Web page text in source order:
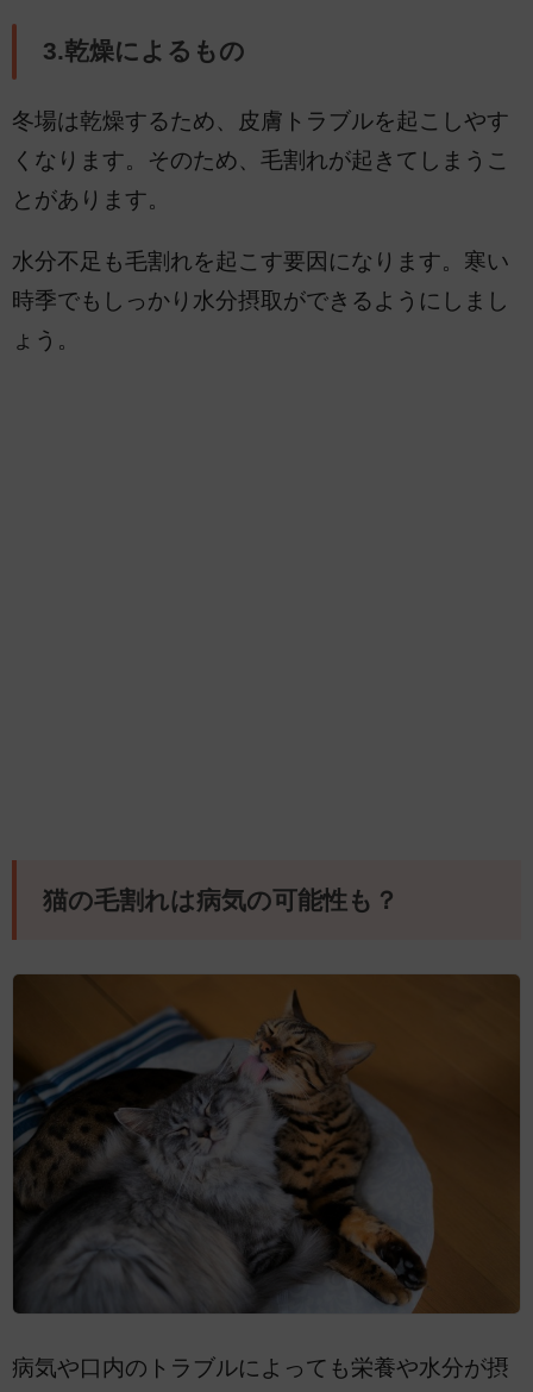
3.乾燥によるもの
冬場は乾燥するため、皮膚トラブルを起こしやす
くなります。そのため、毛割れが起きてしまうこ
とがあります。
水分不足も毛割れを起こす要因になります。寒い
時季でもしっかり水分摂取ができるようにしまし
ょう。
猫の毛割れは病気の可能性も？
病気や口内のトラブルによっても栄養や水分が摂